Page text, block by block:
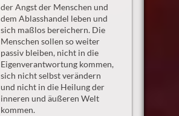
der Angst der Menschen und
dem Ablasshandel leben und
sich maßlos bereichern. Die
Menschen sollen so weiter
passiv bleiben, nicht in die
Eigenverantwortung kommen,
sich nicht selbst verändern
und nicht in die Heilung der
inneren und äußeren Welt
kommen.